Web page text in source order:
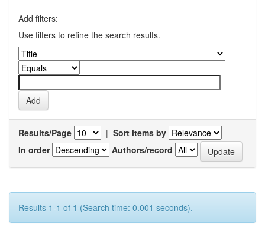
Add filters:
Use filters to refine the search results.
Results/Page | Sort items by
In order
Authors/record
Results 1-1 of 1 (Search time: 0.001 seconds).